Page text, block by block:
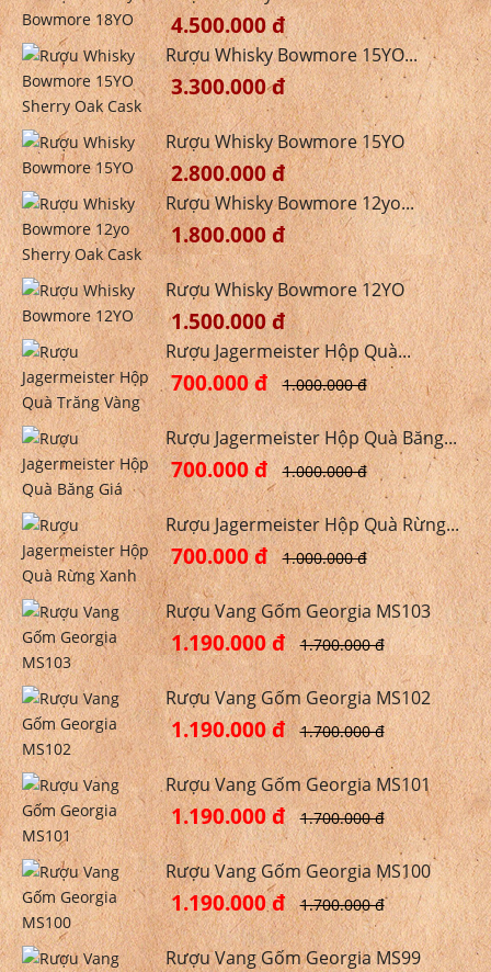
4.500.000 đ
Rượu Whisky Bowmore 15YO...
3.300.000 đ
Rượu Whisky Bowmore 15YO
2.800.000 đ
Rượu Whisky Bowmore 12yo...
1.800.000 đ
Rượu Whisky Bowmore 12YO
1.500.000 đ
Rượu Jagermeister Hộp Quà...
700.000 đ 1.000.000 đ
Rượu Jagermeister Hộp Quà Băng...
700.000 đ 1.000.000 đ
Rượu Jagermeister Hộp Quà Rừng...
700.000 đ 1.000.000 đ
Rượu Vang Gốm Georgia MS103
1.190.000 đ 1.700.000 đ
Rượu Vang Gốm Georgia MS102
1.190.000 đ 1.700.000 đ
Rượu Vang Gốm Georgia MS101
1.190.000 đ 1.700.000 đ
Rượu Vang Gốm Georgia MS100
1.190.000 đ 1.700.000 đ
Rượu Vang Gốm Georgia MS99